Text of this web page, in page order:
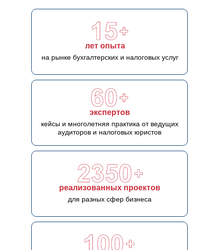
кейсы и многолетняя практика от ведущих
аудиторов и налоговых юристов
экспертов
для разных сфер бизнеса
реализованных проектов
лет опыта
на рынке бухгалтерских и налоговых услуг